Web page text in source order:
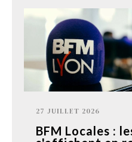
27 JUILLET 2026
BFM Locales :